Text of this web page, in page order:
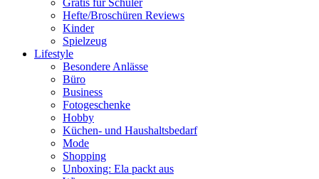
Hefte/Broschüren Reviews
Kinder
Spielzeug
Lifestyle
Besondere Anlässe
Büro
Business
Fotogeschenke
Hobby
Küchen- und Haushaltsbedarf
Mode
Shopping
Unboxing: Ela packt aus